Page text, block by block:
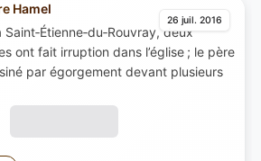
26 juil. 2016
Hamel
deux
ont fait irruption dans l’église ; le père
par égorgement devant plusieurs